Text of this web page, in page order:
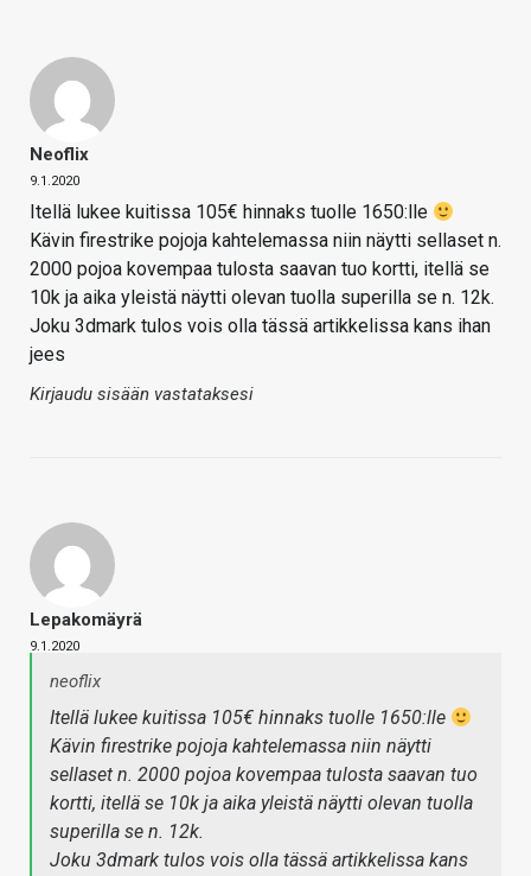
Neoflix
9.1.2020
Itellä lukee kuitissa 105€ hinnaks tuolle 1650:lle
Kävin firestrike pojoja kahtelemassa niin näytti sellaset n.
2000 pojoa kovempaa tulosta saavan tuo kortti, itellä se
10k ja aika yleistä näytti olevan tuolla superilla se n. 12k.
Joku 3dmark tulos vois olla tässä artikkelissa kans ihan
jees
Kirjaudu sisään vastataksesi
Lepakomäyrä
9.1.2020
neoflix
Itellä lukee kuitissa 105€ hinnaks tuolle 1650:lle
Kävin firestrike pojoja kahtelemassa niin näytti
sellaset n. 2000 pojoa kovempaa tulosta saavan tuo
kortti, itellä se 10k ja aika yleistä näytti olevan tuolla
superilla se n. 12k.
Joku 3dmark tulos vois olla tässä artikkelissa kans